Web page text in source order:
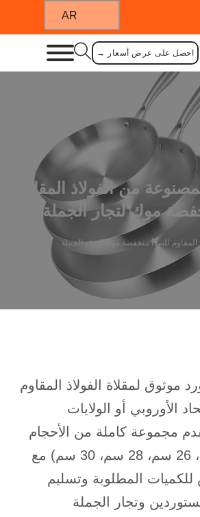
احصل على عرض أسعار →
من الفولاذ المقاوم
موك لتجار الجملة
المقاوم للصدأ منخفضة موك لتجار الجملة
لمقلاة الفولاذ المقاوم
الأوروبي أو الولايات
مجموعة كاملة من الأحجام
(22 سم، 24 سم، 26 سم، 28 سم، 30 سم) مع
المطلوبة وتسليم
وتجار الجملة